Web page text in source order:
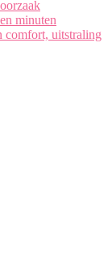
minuten
comfort, uitstraling